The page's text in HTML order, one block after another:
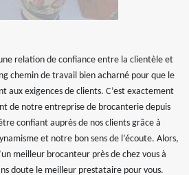
relation de confiance entre la clientèle et
chemin de travail bien acharné pour que le
aux exigences de clients. C’est exactement
de notre entreprise de brocanterie depuis
confiant auprès de nos clients grâce à
et notre bon sens de l’écoute. Alors,
meilleur brocanteur près de chez vous à
doute le meilleur prestataire pour vous.